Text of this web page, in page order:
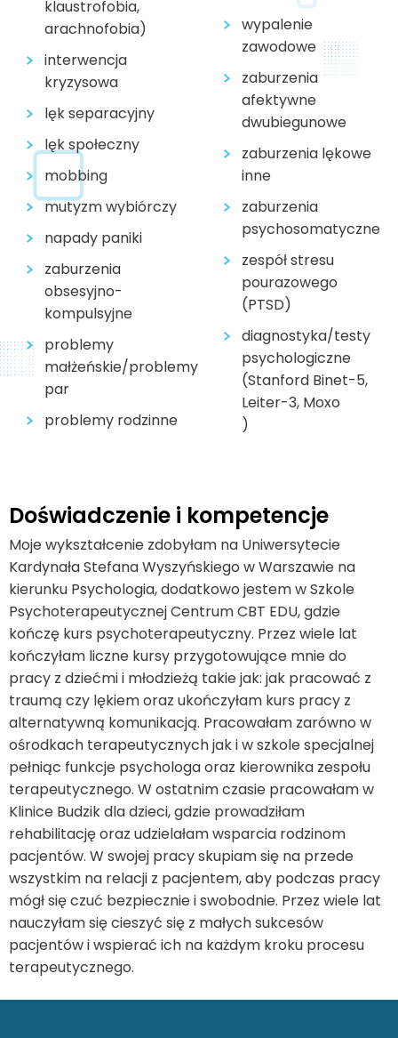
klaustrofobia,
arachnofobia)
interwencja
kryzysowa
lęk separacyjny
lęk społeczny
mobbing
mutyzm wybiórczy
napady paniki
zaburzenia
obsesyjno-
kompulsyjne
problemy
małżeńskie/problemy
par
problemy rodzinne
wypalenie
zawodowe
zaburzenia
afektywne
dwubiegunowe
zaburzenia lękowe
inne
zaburzenia
psychosomatyczne
zespół stresu
pourazowego
(PTSD)
diagnostyka/testy
psychologiczne
(Stanford Binet-5,
Leiter-3, Moxo
)
Doświadczenie i kompetencje
Moje wykształcenie zdobyłam na Uniwersytecie
Kardynała Stefana Wyszyńskiego w Warszawie na
kierunku Psychologia, dodatkowo jestem w Szkole
Psychoterapeutycznej Centrum CBT EDU, gdzie
kończę kurs psychoterapeutyczny. Przez wiele lat
kończyłam liczne kursy przygotowujące mnie do
pracy z dziećmi i młodzieżą takie jak: jak pracować z
traumą czy lękiem oraz ukończyłam kurs pracy z
alternatywną komunikacją. Pracowałam zarówno w
ośrodkach terapeutycznych jak i w szkole specjalnej
pełniąc funkcje psychologa oraz kierownika zespołu
terapeutycznego. W ostatnim czasie pracowałam w
Klinice Budzik dla dzieci, gdzie prowadziłam
rehabilitację oraz udzielałam wsparcia rodzinom
pacjentów. W swojej pracy skupiam się na przede
wszystkim na relacji z pacjentem, aby podczas pracy
mógł się czuć bezpiecznie i swobodnie. Przez wiele lat
nauczyłam się cieszyć się z małych sukcesów
pacjentów i wspierać ich na każdym kroku procesu
terapeutycznego.